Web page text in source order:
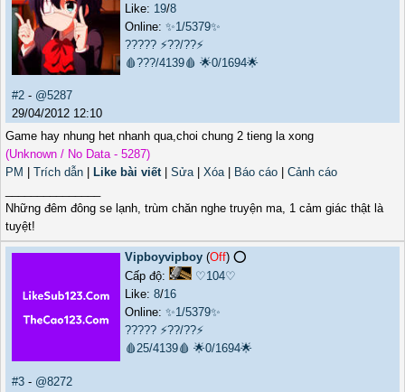
Like: 19/8
Online: ✨1/5379✨
????? ⚡??/??⚡
🩸???/4139🩸 🌟0/1694🌟
#2 - @5287
29/04/2012 12:10
Game hay nhung het nhanh qua,choi chung 2 tieng la xong
(Unknown / No Data - 5287)
PM
Trích dẫn Like bài viết| Sửa| Xóa| Báo cáo
Cảnh cáo
Những đêm đông se lạnh, trùm chăn nghe truyện ma, 1 cảm giác thật là
tuyệt!
Vipboyvipboy (Off) ⭕️
Cấp độ:
♡104♡
Like: 8/16
Online: ✨1/5379✨
????? ⚡??/??⚡
🩸25/4139🩸 🌟0/1694🌟
#3 - @8272